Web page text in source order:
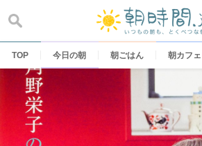
content
TOP 今日の朝 朝ごはん 朝カフェ